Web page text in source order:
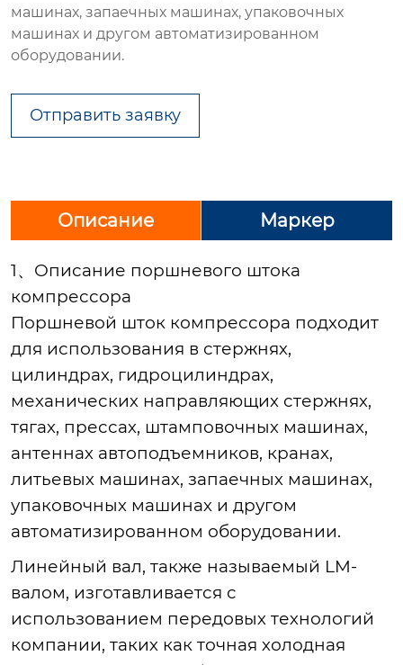
машинах, запаечных машинах, упаковочных
машинах и другом автоматизированном
оборудовании.
Отправить заявку
Описание Маркер
1、Описание поршневого штока
компрессора
Поршневой шток компрессора подходит
для использования в стержнях,
цилиндрах, гидроцилиндрах,
механических направляющих стержнях,
тягах, прессах, штамповочных машинах,
антеннах автоподъемников, кранах,
литьевых машинах, запаечных машинах,
упаковочных машинах и другом
автоматизированном оборудовании.
Линейный вал, также называемый LM-
валом, изготавливается с
использованием передовых технологий
компании, таких как точная холодная